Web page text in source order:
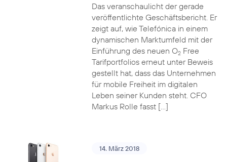
Das veranschaulicht der gerade
veröffentlichte Geschäftsbericht. Er
zeigt auf, wie Telefónica in einem
dynamischen Marktumfeld mit der
Einführung des neuen O2Free
Tarifportfolios erneut unter Beweis
gestellt hat, dass das Unternehmen
für mobile Freiheit im digitalen
Leben seiner Kunden steht. CFO
Markus Rolle fasst […]
14. März 2018